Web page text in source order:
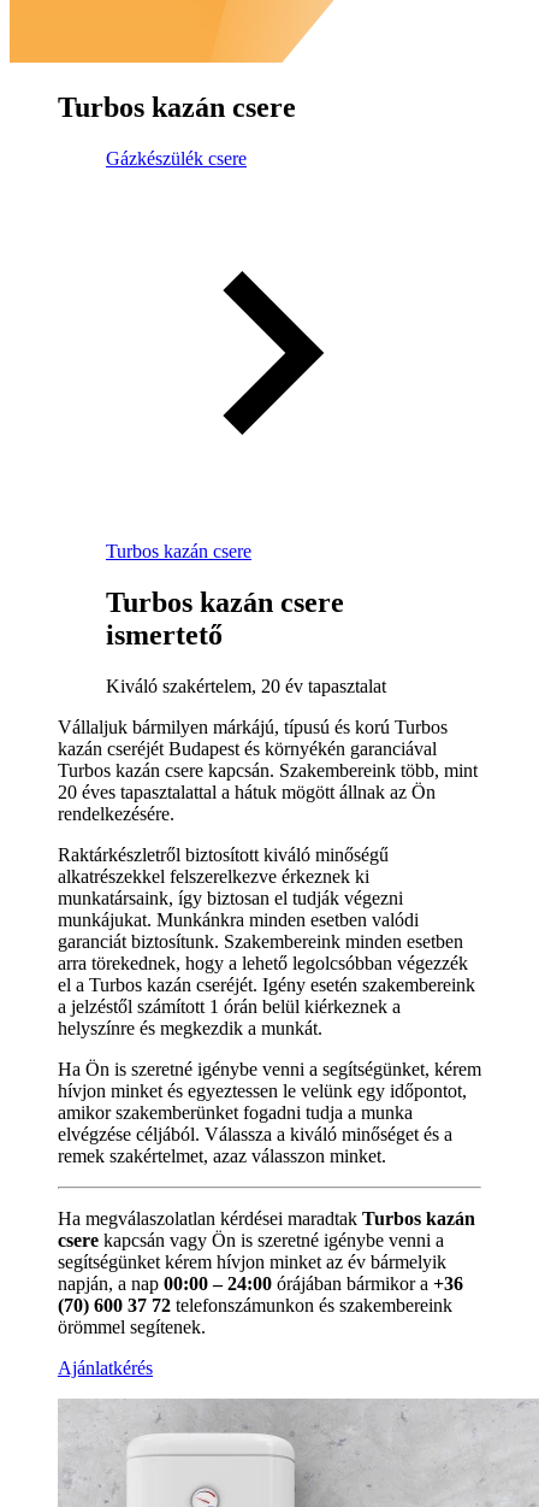
Turbos kazán csere
Gázkészülék csere
Turbos kazán csere
Turbos kazán csere
ismertető
Kiváló szakértelem, 20 év tapasztalat
Vállaljuk bármilyen márkájú, típusú és korú Turbos
kazán cseréjét Budapest és környékén garanciával
Turbos kazán csere kapcsán. Szakembereink több, mint
20 éves tapasztalattal a hátuk mögött állnak az Ön
rendelkezésére.
Raktárkészletről biztosított kiváló minőségű
alkatrészekkel felszerelkezve érkeznek ki
munkatársaink, így biztosan el tudják végezni
munkájukat. Munkánkra minden esetben valódi
garanciát biztosítunk. Szakembereink minden esetben
arra törekednek, hogy a lehető legolcsóbban végezzék
el a Turbos kazán cseréjét. Igény esetén szakembereink
a jelzéstől számított 1 órán belül kiérkeznek a
helyszínre és megkezdik a munkát.
Ha Ön is szeretné igénybe venni a segítségünket, kérem
hívjon minket és egyeztessen le velünk egy időpontot,
amikor szakemberünket fogadni tudja a munka
elvégzése céljából. Válassza a kiváló minőséget és a
remek szakértelmet, azaz válasszon minket.
Ha megválaszolatlan kérdései maradtak Turbos kazán
csere kapcsán vagy Ön is szeretné igénybe venni a
segítségünket kérem hívjon minket az év bármelyik
napján, a nap 00:00 – 24:00 órájában bármikor a +36
(70) 600 37 72 telefonszámunkon és szakembereink
örömmel segítenek.
Ajánlatkérés